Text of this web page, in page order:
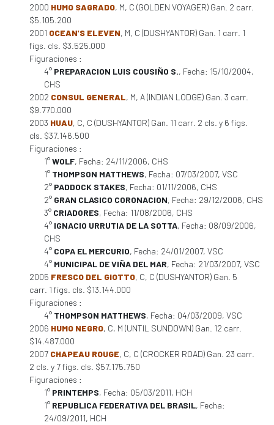
2000 HUMO SAGRADO, M, C (GOLDEN VOYAGER) Gan. 2 carr.
$5.105.200
2001 OCEAN'S ELEVEN, M, C (DUSHYANTOR) Gan. 1 carr. 1
figs. cls. $3.525.000
Figuraciones :
4° PREPARACION LUIS COUSIÑO S., Fecha: 15/10/2004,
CHS
2002 CONSUL GENERAL, M, A (INDIAN LODGE) Gan. 3 carr.
$9.770.000
2003 HUAU, C, C (DUSHYANTOR) Gan. 11 carr. 2 cls. y 6 figs.
cls. $37.146.500
Figuraciones :
1°WOLF, Fecha: 24/11/2006, CHS
1° THOMPSON MATTHEWS, Fecha: 07/03/2007, VSC
2° PADDOCK STAKES, Fecha: 01/11/2006, CHS
2° GRAN CLASICO CORONACION, Fecha: 29/12/2006, CHS
3° CRIADORES, Fecha: 11/08/2006, CHS
4° IGNACIO URRUTIA DE LA SOTTA, Fecha: 08/09/2006,
CHS
4° COPA EL MERCURIO, Fecha: 24/01/2007, VSC
4° MUNICIPAL DE VIÑA DEL MAR, Fecha: 21/03/2007, VSC
2005 FRESCO DEL GIOTTO, C, C (DUSHYANTOR) Gan. 5
carr. 1 figs. cls. $13.144.000
Figuraciones :
4° THOMPSON MATTHEWS, Fecha: 04/03/2009, VSC
2006 HUMO NEGRO, C, M (UNTIL SUNDOWN) Gan. 12 carr.
$14.487.000
2007 CHAPEAU ROUGE, C, C (CROCKER ROAD) Gan. 23 carr.
2 cls. y 7 figs. cls. $57.175.750
Figuraciones :
1° PRINTEMPS, Fecha: 05/03/2011, HCH
1° REPUBLICA FEDERATIVA DEL BRASIL, Fecha:
24/09/2011, HCH